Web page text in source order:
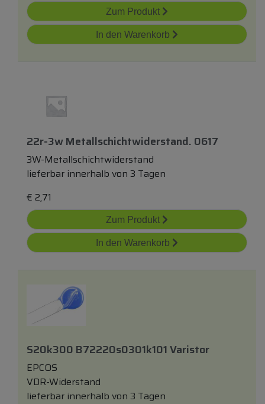
Zum Produkt
In den Warenkorb
22r-3w Metallschichtwiderstand. 0617
3W-Metallschichtwiderstand
lieferbar innerhalb von 3 Tagen
€ 2,71
Zum Produkt
In den Warenkorb
S20k300 B72220s0301k101 Varistor
EPCOS
VDR-Widerstand
lieferbar innerhalb von 3 Tagen